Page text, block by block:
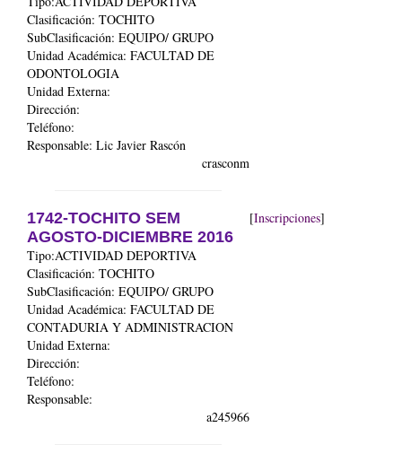
Clasificación: TOCHITO
SubClasificación: EQUIPO/ GRUPO
Unidad Académica: FACULTAD DE
ODONTOLOGIA
Unidad Externa:
Dirección:
Teléfono:
Responsable: Lic Javier Rascón
crasconm
1742-TOCHITO SEM
AGOSTO-DICIEMBRE 2016
Tipo:ACTIVIDAD DEPORTIVA
Clasificación: TOCHITO
SubClasificación: EQUIPO/ GRUPO
Unidad Académica: FACULTAD DE
CONTADURIA Y ADMINISTRACION
Unidad Externa:
Dirección:
Teléfono:
Responsable:
a245966
[Inscripciones]